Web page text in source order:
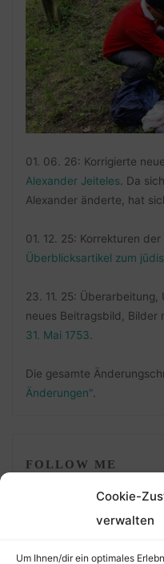
Cookie-
verwalten
Um Ihnen/dir ein optimales
01. 06. 26: Korrigierte
Alexander Jeiteles. Da
Alexander änderte, hat
01. 12. 25: Korrekturen
Überblicksartikel zum
23. 11. 25:
neues Beitragsbild, Bilder
31. Mai 1753.
Die gesamte
Änderungen".
FOLLOW ME